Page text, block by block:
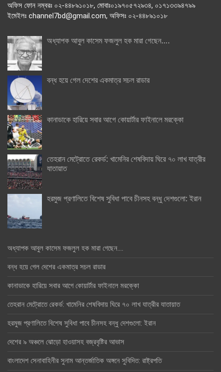
অফিস ফোন নম্বরঃ ০২-৪৪৮৯১০১৮, মোবাঃ০১৯৭০৫৭২৯৩৪, ০১৭১৩৩৯৪৭৯৯
ইমেইলঃ channel7bd@gmail.com, অফিসঃ ০২-৪৪৮৯১০১৮
অধ্যাপক আবুল কাসেম ফজলুল হক মারা গেছেন….
বন্ধ হয়ে গেল দেশের একমাত্র সচল রাডার
কানাডাকে হারিয়ে সবার আগে কোয়ার্টার ফাইনালে মরক্কো
তেহরান মেট্রোতে রেকর্ড: খামেনির শেষবিদায় ঘিরে ৭০ লাখ যাত্রীর
যাতায়াত
হরমুজ প্রণালিতে বিশেষ সুবিধা পাবে চীনসহ বন্ধু দেশগুলো: ইরান
অধ্যাপক আবুল কাসেম ফজলুল হক মারা গেছেন….
বন্ধ হয়ে গেল দেশের একমাত্র সচল রাডার
কানাডাকে হারিয়ে সবার আগে কোয়ার্টার ফাইনালে মরক্কো
তেহরান মেট্রোতে রেকর্ড: খামেনির শেষবিদায় ঘিরে ৭০ লাখ যাত্রীর যাতায়াত
হরমুজ প্রণালিতে বিশেষ সুবিধা পাবে চীনসহ বন্ধু দেশগুলো: ইরান
দেশের ৯ অঞ্চলে ঝোড়ো হাওয়াসহ বজ্রবৃষ্টির আভাস
বাংলাদেশ সেনাবাহিনীর সুনাম আন্তর্জাতিক অঙ্গনে সুবিদিত: রাষ্ট্রপতি